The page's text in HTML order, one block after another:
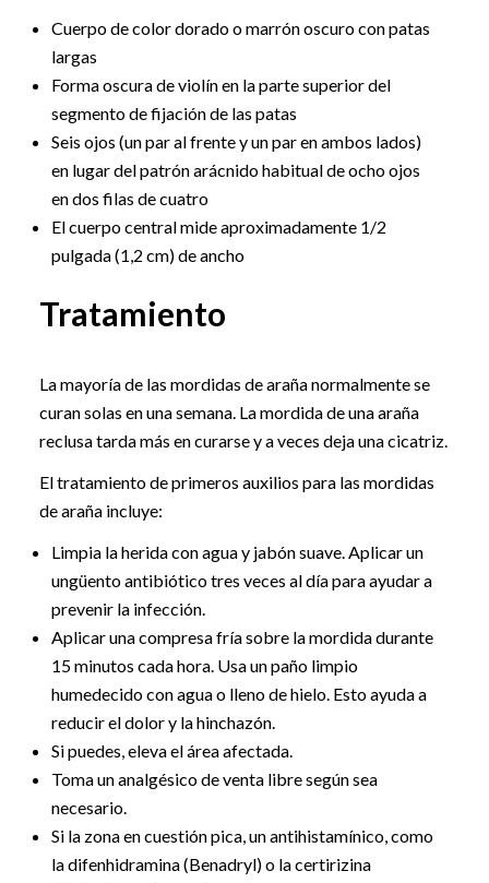
Cuerpo de color dorado o marrón oscuro con patas
largas
Forma oscura de violín en la parte superior del
segmento de fijación de las patas
Seis ojos (un par al frente y un par en ambos lados)
en lugar del patrón arácnido habitual de ocho ojos
en dos filas de cuatro
El cuerpo central mide aproximadamente 1/2
pulgada (1,2 cm) de ancho
Tratamiento
La mayoría de las mordidas de araña normalmente se
curan solas en una semana. La mordida de una araña
reclusa tarda más en curarse y a veces deja una cicatriz.
El tratamiento de primeros auxilios para las mordidas
de araña incluye:
Limpia la herida con agua y jabón suave. Aplicar un
ungüento antibiótico tres veces al día para ayudar a
prevenir la infección.
Aplicar una compresa fría sobre la mordida durante
15 minutos cada hora. Usa un paño limpio
humedecido con agua o lleno de hielo. Esto ayuda a
reducir el dolor y la hinchazón.
Si puedes, eleva el área afectada.
Toma un analgésico de venta libre según sea
necesario.
Si la zona en cuestión pica, un antihistamínico, como
la difenhidramina (Benadryl) o la certirizina